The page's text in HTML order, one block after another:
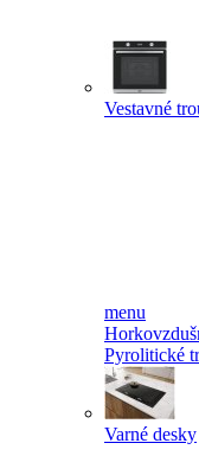
Vestavné
menu
Pyrolitické
Varné desky